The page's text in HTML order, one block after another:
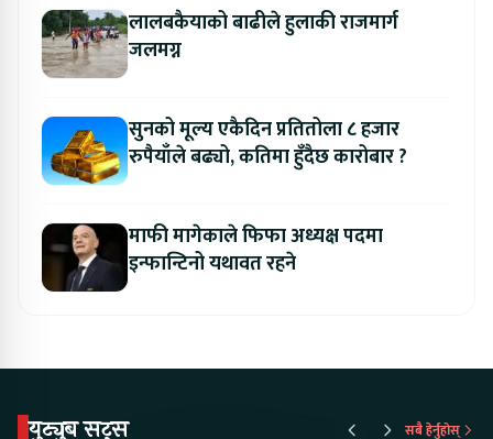
लालबकैयाको बाढीले हुलाकी राजमार्ग
जलमग्न
सुनको मूल्य एकैदिन प्रतितोला ८ हजार
रुपैयाँले बढ्यो, कतिमा हुँदैछ कारोबार ?
माफी मागेकाले फिफा अध्यक्ष पदमा
इन्फान्टिनो यथावत रहने
युट्युब सट्स सबै हेर्नुहोस्